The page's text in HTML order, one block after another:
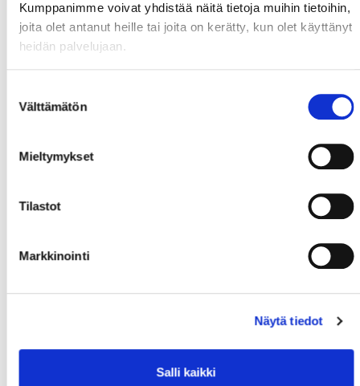
Kumppanimme voivat yhdistää näitä tietoja muihin tietoihin,
joita olet antanut heille tai joita on kerätty, kun olet käyttänyt
heidän palvelujaan.
valinta
Välttämätön
Mieltymykset
Tilastot
Markkinointi
Näytä tiedot
Salli kaikki